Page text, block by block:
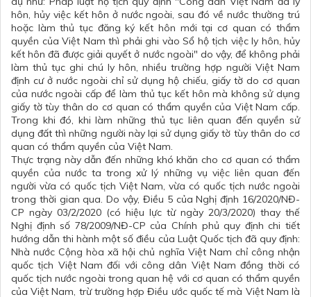
hôn, hủy việc kết hôn ở nước ngoài, sau đó về nước thường trú
hoặc làm thủ tục đăng ký kết hôn mới tại cơ quan có thẩm
quyền của Việt Nam thì phải ghi vào Sổ hộ tịch việc ly hôn, hủy
kết hôn đã được giải quyết ở nước ngoài" do vậy, để không phải
làm thủ tục ghi chú ly hôn, nhiều trường hợp người Việt Nam
định cư ở nước ngoài chỉ sử dụng hộ chiếu, giấy tờ do cơ quan
của nước ngoài cấp để làm thủ tục kết hôn mà không sử dụng
giấy tờ tùy thân do cơ quan có thẩm quyền của Việt Nam cấp.
Trong khi đó, khi làm những thủ tục liên quan đến quyền sử
dụng đất thì những người này lại sử dụng giấy tờ tùy thân do cơ
quan có thẩm quyền của Việt Nam.
Thực trạng này dẫn đến những khó khăn cho cơ quan có thẩm
quyền của nước ta trong xử lý những vụ việc liên quan đến
người vừa có quốc tịch Việt Nam, vừa có quốc tịch nước ngoài
trong thời gian qua. Do vậy, Điều 5 của Nghị định 16/2020/NĐ-
CP ngày 03/2/2020 (có hiệu lực từ ngày 20/3/2020) thay thế
Nghị định số 78/2009/NĐ-CP của Chính phủ quy định chi tiết
hướng dẫn thi hành một số điều của Luật Quốc tịch đã quy định:
Nhà nước Cộng hòa xã hội chủ nghĩa Việt Nam chỉ công nhận
quốc tịch Việt Nam đối với công dân Việt Nam đồng thời có
quốc tịch nước ngoài trong quan hệ với cơ quan có thẩm quyền
của Việt Nam, trừ trường hợp Điều ước quốc tế mà Việt Nam là